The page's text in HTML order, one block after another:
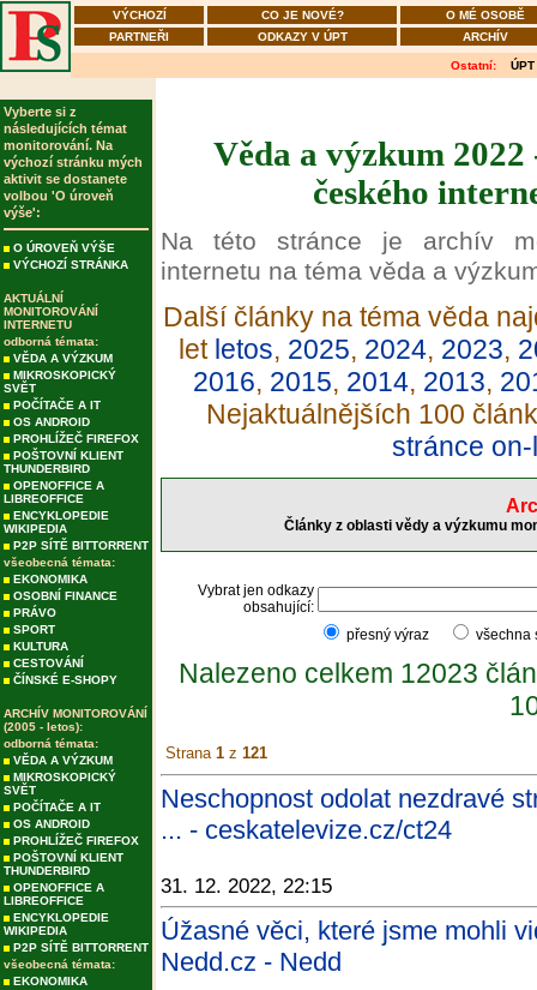
VÝCHOZÍ CO JE NOVÉ?
O MÉ OSOBĚ
PARTNEŘI
ODKAZY V ÚPT ARCHÍV
Ostatní: ÚPT
Vyberte si z
následujících témat
monitorování. Na
výchozí stránku mých
aktivit se dostanete
volbou 'O úroveň
výše':
O ÚROVEŇ VÝŠE
VÝCHOZÍ STRÁNKA
AKTUÁLNÍ
MONITOROVÁNÍ
INTERNETU
odborná témata:
VĚDA A VÝZKUM
MIKROSKOPICKÝ
SVĚT
POČÍTAČE A IT
OS ANDROID
PROHLÍŽEČ FIREFOX
POŠTOVNÍ KLIENT
THUNDERBIRD
OPENOFFICE A
LIBREOFFICE
ENCYKLOPEDIE
WIKIPEDIA
P2P SÍTĚ BITTORRENT
všeobecná témata:
EKONOMIKA
OSOBNÍ FINANCE
PRÁVO
SPORT
KULTURA
CESTOVÁNÍ
ČÍNSKÉ E-SHOPY
ARCHÍV MONITOROVÁNÍ
(2005 - letos):
odborná témata:
VĚDA A VÝZKUM
MIKROSKOPICKÝ
SVĚT
POČÍTAČE A IT
OS ANDROID
PROHLÍŽEČ FIREFOX
POŠTOVNÍ KLIENT
THUNDERBIRD
OPENOFFICE A
LIBREOFFICE
ENCYKLOPEDIE
WIKIPEDIA
P2P SÍTĚ BITTORRENT
všeobecná témata:
EKONOMIKA
Věda a výzkum
českého
Na této stránce je archív
internetu na téma věda a
Další články na téma věda
let letos, 2025, 2024, 2023,
2016, 2015, 2014, 2013,
Nejaktuálnějších 100
stránce
Články z oblasti vědy a výzkumu
Vybrat jen odkazy
obsahující:
přesný výraz
Nalezeno celkem 12023
Strana 1 z 121
Neschopnost odolat nezdravé
... - ceskatelevize.cz/ct24
31. 12. 2022, 22:15
Úžasné věci, které jsme mohli
Nedd.cz - Nedd